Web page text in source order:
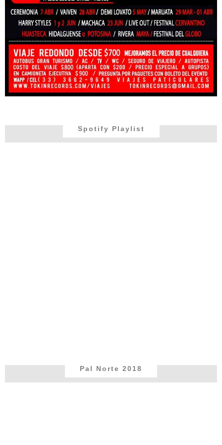
Spotify Playlist
Pal Norte 2018